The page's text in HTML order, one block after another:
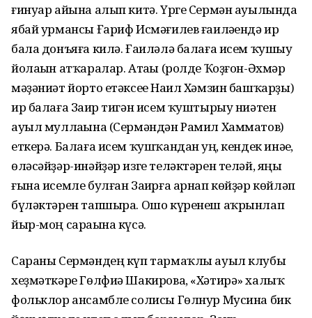
ғинуар айына алып китә. Үрге Сермән ауылында
ябай урмансы Ғариф Исмәғилев ғаиләһендә ир
бала донъяға килә. Ғаиләлә балаға исем ҡушыу
йолаһын атҡаралар. Атаһы (ролде Ҡоҙғон-Әхмәр
мәҙәниәт йорто етәксеһе Наил Хәмзин башҡарҙы)
ир балаға Заһир тигән исем ҡуштырыу ниәтен
ауыл муллаһына (Сермәндән Рамил Хамматов)
еткерә. Балаға исем ҡушҡандан һуң, кендек инәһе,
өләсәйҙәр-инәйҙәр изге теләктәрен теләй, яңы
ғына исемле булған Заһирға арнап көйҙәр көйләп
бүләктәрен тапшыра. Ошо күренеш аҡрынлап
йыр-моң сараһына күсә.
Сараны Сермәндең күп тармаҡлы ауыл клубы
хеҙмәткәре Гөлфиә Шакирова, «Хәтирә» халыҡ
фольклор ансамбле солисы Гөлнур Мусина бик